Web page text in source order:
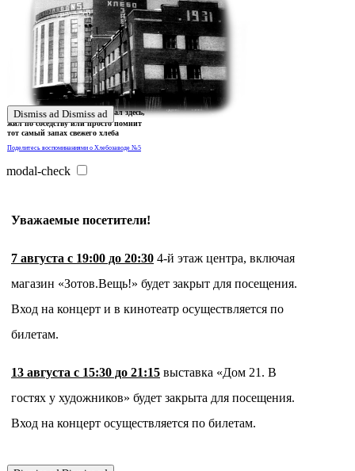
Поделитесь воспоминаниями о Хлебозаводе №5
Ждем истории тех, кто работал здесь,
жил по соседству или просто помнит
тот самый запах свежего хлеба
Dismiss ad Dismiss ad
modal-check
Уважаемые посетители!
7 августа с 19:00 до 20:30 4-й этаж центра, включая
магазин «Зотов.Вещь!» будет закрыт для посещения.
Вход на концерт и в кинотеатр осуществляется по
билетам.
13 августа с 15:30 до 21:15 выставка «Дом 21. В
гостях у художников» будет закрыта для посещения.
Вход на концерт осуществляется по билетам.